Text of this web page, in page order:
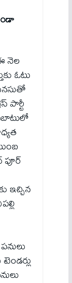
నెల
ఓటు
పార్టీ
పూర్
ఇచ్చిన